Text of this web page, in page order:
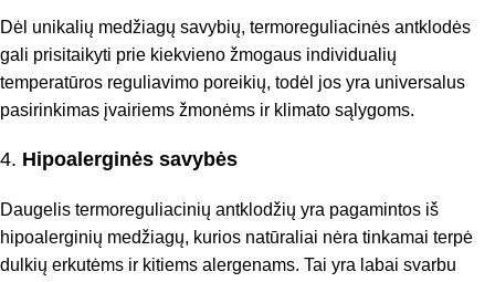
Dėl unikalių medžiagų savybių, termoreguliacinės antklodės
gali prisitaikyti prie kiekvieno žmogaus individualių
temperatūros reguliavimo poreikių, todėl jos yra universalus
pasirinkimas įvairiems žmonėms ir klimato sąlygoms.
4. Hipoalerginės savybės
Daugelis termoreguliacinių antklodžių yra pagamintos iš
hipoalerginių medžiagų, kurios natūraliai nėra tinkamai terpė
dulkių erkutėms ir kitiems alergenams. Tai yra labai svarbu